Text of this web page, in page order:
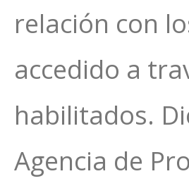
relación con
accedido a
habilitados.
Agencia de